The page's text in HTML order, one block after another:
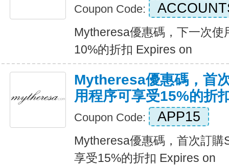
Coupon Code:
Mytheresa優惠碼，下一次
10%的折扣 Expires on
Mytheresa優惠碼，首
用程序可享受15%的折
Coupon Code: APP15
Mytheresa優惠碼，首次訂
享受15%的折扣 Expires on